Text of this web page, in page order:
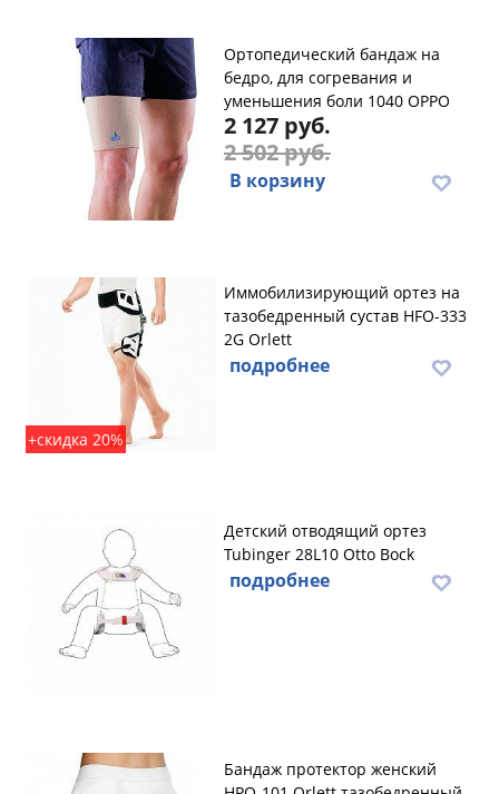
Ортопедический бандаж на
бедро, для согревания и
уменьшения боли 1040 OPPO
2 127 руб.
2 502 руб.
В корзину
+скидка 20%
Иммобилизирующий ортез на
тазобедренный сустав HFO-333
2G Orlett
подробнее
Детский отводящий ортез
Tubinger 28L10 Otto Bock
подробнее
Бандаж протектор женский